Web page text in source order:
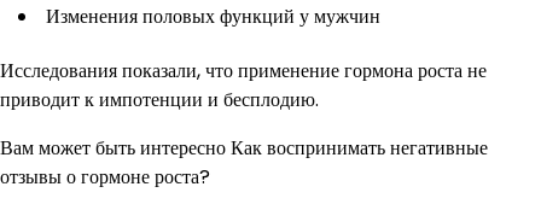
Изменения половых функций у мужчин
Исследования показали, что применение гормона роста не
приводит к импотенции и бесплодию.
Вам может быть интересно Как воспринимать негативные
отзывы о гормоне роста?